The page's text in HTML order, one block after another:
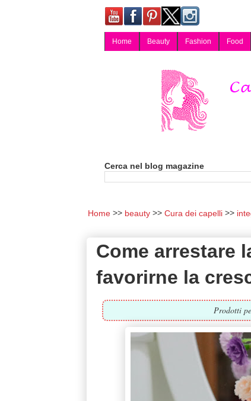
Home Beauty Fashion Food
Cerca nel blog magazine
Home beauty Cura dei capelli
Come arrestare
favorirne la
Prodotti